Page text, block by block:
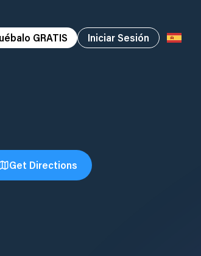
GRATIS Iniciar Sesión
Get Directions